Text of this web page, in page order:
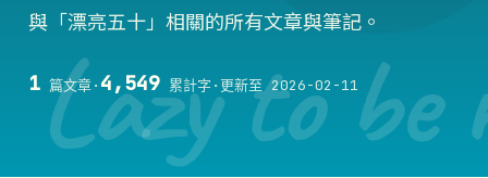
Lazy to be
與「漂亮五十」相關的所有文章與筆記。
1篇文章· 4,549累計字 ·更新至 2026-02-11